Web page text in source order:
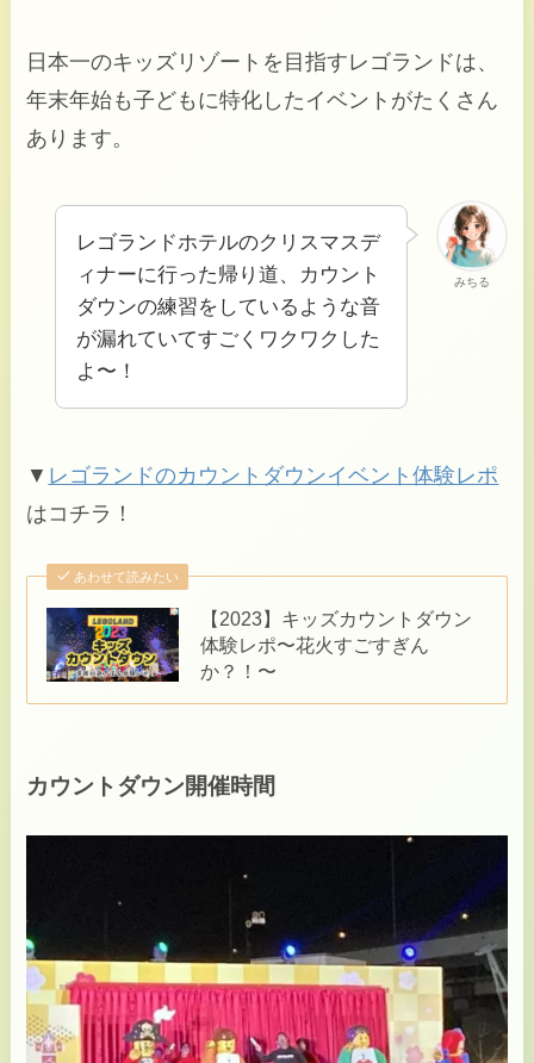
日本一のキッズリゾートを目指すレゴランドは、
年末年始も子どもに特化したイベントがたくさん
あります。
みちる
レゴランドホテルのクリスマスデ
ィナーに行った帰り道、カウント
ダウンの練習をしているような音
が漏れていてすごくワクワクした
よ〜！
▼ レゴランドのカウントダウンイベント体験レポ
はコチラ！
あわせて読みたい
【2023】キッズカウントダウン
体験レポ〜花火すごすぎん
か？！〜
カウントダウン開催時間